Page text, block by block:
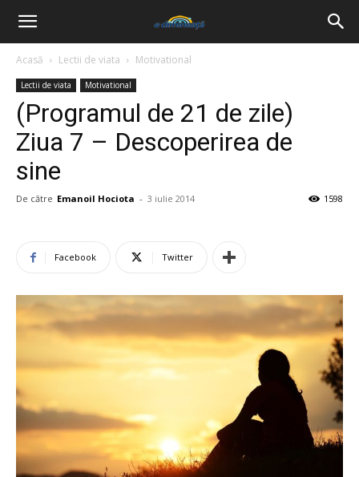
Acasă Lectii de viata Motivational
Lectii de viata Motivational
(Programul de 21 de zile)
Ziua 7 – Descoperirea de
sine
De către Emanoil Hociota - 3 iulie 2014 1598
Facebook Twitter